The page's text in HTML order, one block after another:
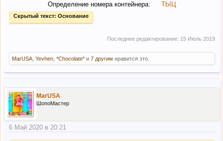
Определение номера контейнера: ТЫЦ
Скрытый текст: Основание
Последнее редактирование: 15 Июль 2019
MarUSA Yevhen *Chocolate* и 7 другим нравится это.
MarUSA
ШопоМастер
6 Май 2020 в 20:21